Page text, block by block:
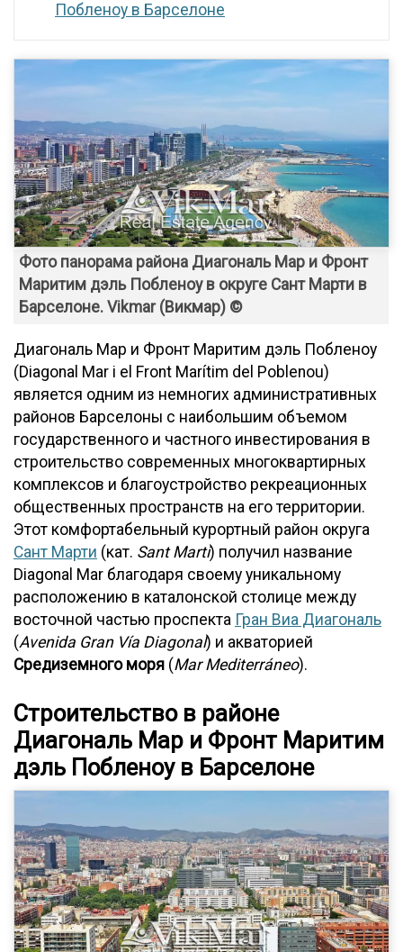
Побленоу в Барселоне
Фото панорама района Диагональ Мар и Фронт
Маритим дэль Побленоу в округе Сант Марти в
Барселоне. Vikmar (Викмар) ©
Диагональ Мар и Фронт Маритим дэль Побленоу
(Diagonal Mar i el Front Marítim del Poblenou)
является одним из немногих административных
районов Барселоны с наибольшим объемом
государственного и частного инвестирования в
строительство современных многоквартирных
комплексов и благоустройство рекреационных
общественных пространств на его территории.
Этот комфортабельный курортный район округа
Сант Марти (кат. Sant Marti) получил название
Diagonal Mar благодаря своему уникальному
расположению в каталонской столице между
восточной частью проспекта Гран Виа Диагональ
(Avenida Gran Vía Diagonal) и акваторией
Средиземного моря (Mar Mediterráneo).
Строительство в районе
Диагональ Мар и Фронт Маритим
дэль Побленоу в Барселоне